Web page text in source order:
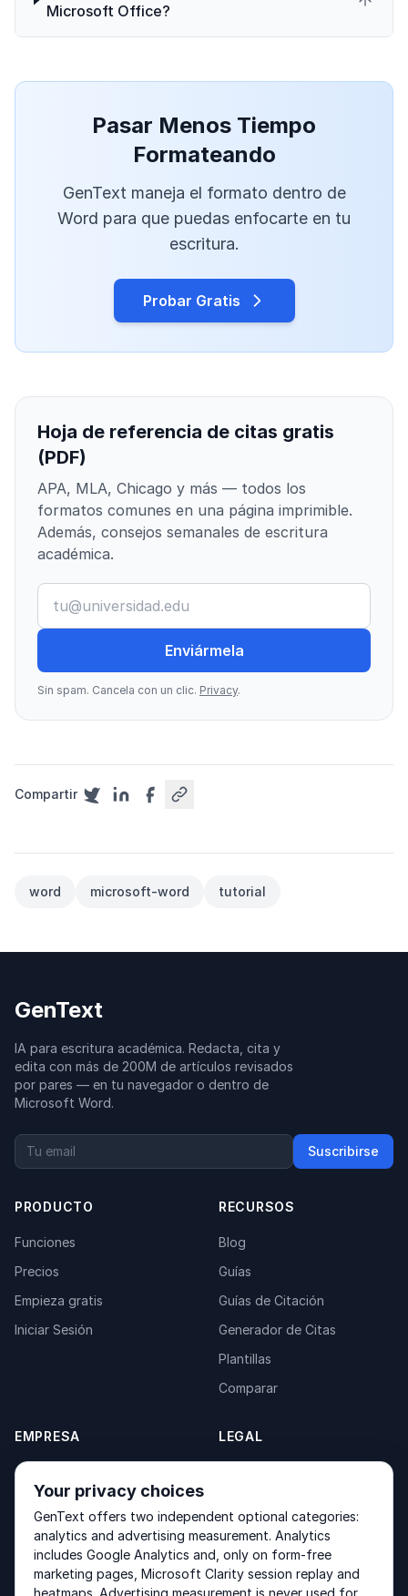
Microsoft Office?
Pasar Menos Tiempo
Formateando
GenText maneja el formato dentro de
Word para que puedas enfocarte en tu
escritura.
Probar Gratis
Hoja de referencia de citas gratis
(PDF)
APA, MLA, Chicago y más — todos los
formatos comunes en una página imprimible.
Además, consejos semanales de escritura
académica.
Enviármela
Sin spam. Cancela con un clic. Privacy.
Compartir
word microsoft-word tutorial
GenText
IA para escritura académica. Redacta, cita y
edita con más de 200M de artículos revisados
por pares — en tu navegador o dentro de
Microsoft Word.
Suscribirse
PRODUCTO
Funciones
Precios
Empieza gratis
Iniciar Sesión
RECURSOS
Blog
Guías
Guías de Citación
Generador de Citas
Plantillas
Comparar
EMPRESA
Acerca de
Contacto
Productos
LEGAL
Terms of Service
Your privacy choices
GenText offers two independent optional categories:
analytics and advertising measurement. Analytics
includes Google Analytics and, only on form-free
marketing pages, Microsoft Clarity session replay and
heatmaps. Advertising measurement is never used for